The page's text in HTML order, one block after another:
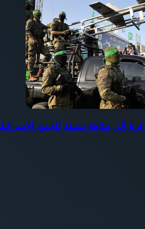
إلى متاهة مميتة للجنود